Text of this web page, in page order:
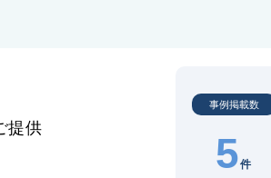
提供
事例掲載数
5件